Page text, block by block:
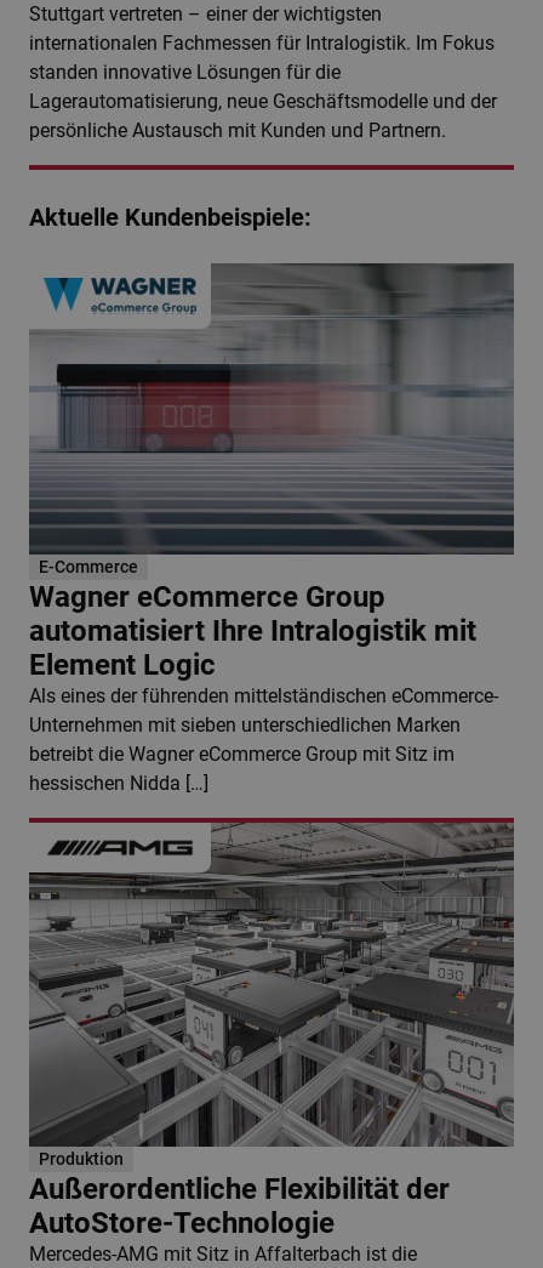
Stuttgart vertreten – einer der wichtigsten
internationalen Fachmessen für Intralogistik. Im Fokus
standen innovative Lösungen für die
Lagerautomatisierung, neue Geschäftsmodelle und der
persönliche Austausch mit Kunden und Partnern.
Aktuelle Kundenbeispiele:
E-Commerce
Wagner eCommerce Group
automatisiert Ihre Intralogistik mit
Element Logic
Als eines der führenden mittelständischen eCommerce-
Unternehmen mit sieben unterschiedlichen Marken
betreibt die Wagner eCommerce Group mit Sitz im
hessischen Nidda […]
Produktion
Außerordentliche Flexibilität der
AutoStore-Technologie
Mercedes-AMG mit Sitz in Affalterbach ist die